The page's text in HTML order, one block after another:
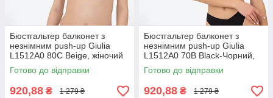
Бюстгальтер балконет з
незнімним push-up Giulia
L1512A0 80C Beige, жіночий
базовий бюстгальтер,
повсякденний
Готово до відправки
920,88 ₴ 1 279 ₴
Бюстгальтер балконет з
незнімним push-up Giulia
L1512A0 70B Black-Чорний,
жіночий базовий
бюстгальтер, повсякденний
Готово до відправки
920,88 ₴ 1 279 ₴